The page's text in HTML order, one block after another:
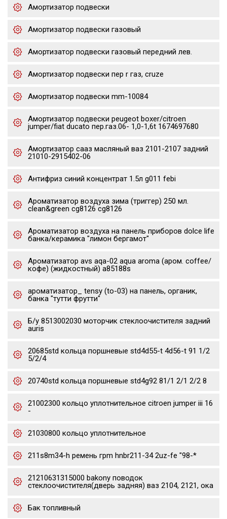
Амортизатор подвески
Амортизатор подвески газовый
Амортизатор подвески газовый передний лев.
Амортизатор подвески пер r газ, cruze
Амортизатор подвески mm-10084
Амортизатор подвески peugeot boxer/citroen
jumper/fiat ducato пер.газ.06- 1,0-1,6t 1674697680
Амортизатор сааз масляный ваз 2101-2107 задний
21010-2915402-06
Антифриз синий концентрат 1.5л g011 febi
Ароматизатор воздуха зима (триггер) 250 мл.
clean&green cg8126 cg8126
Ароматизатор воздуха на панель приборов dolce life
банка/керамика "лимон бергамот"
Ароматизатор avs aqa-02 aqua aroma (аром. coffee/
кофе) (жидкостный) a85188s
ароматизатор_ tensy (to-03) на панель, органик,
банка "тутти фрутти"
Б/у 8513002030 моторчик стеклоочистителя задний
auris
20685std кольца поршневые std4d55-t 4d56-t 91 1/2
5/2/4
20740std кольца поршневые std4g92 81/1 2/1 2/2 8
21002300 кольцо уплотнительное citroen jumper iii 16
-
21030800 кольцо уплотнительное
211s8m34-h ремень грm hnbr211-34 2uz-fe "98-*
21210631315000 bakony поводок
стеклоочистителя(дверь задняя) ваз 2104, 2121, ока
Бак топливный